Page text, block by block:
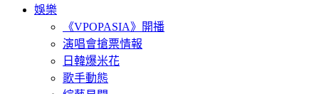
娛樂
《VPOPASIA》開播
演唱會搶票情報
日韓爆米花
歌手動態